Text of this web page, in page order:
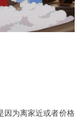
因为离家近或者价格